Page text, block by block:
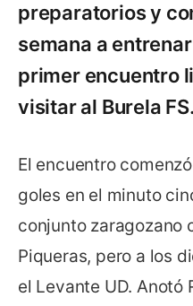
preparatorios y
semana a
primer encuentro
visitar al Burela FS.
El encuentro
goles en el minuto
conjunto zaragozano
Piqueras, pero a los
el Levante UD. Anotó